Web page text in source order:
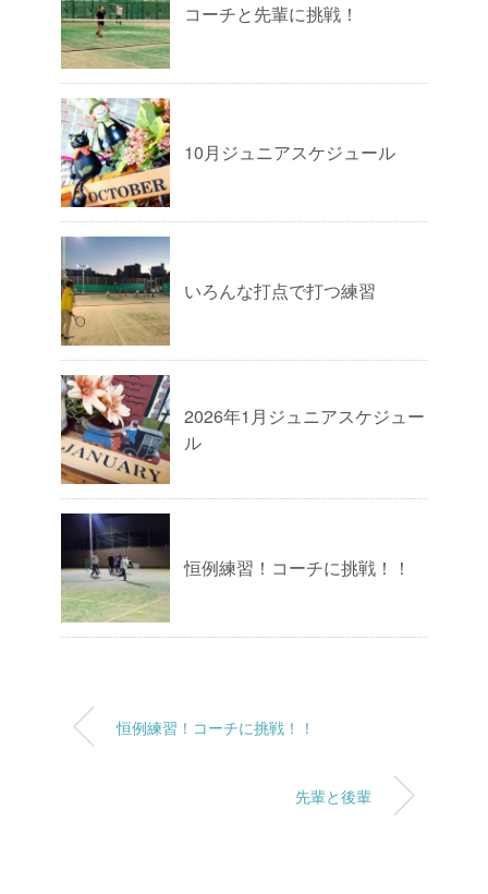
コーチと先輩に挑戦！
10月ジュニアスケジュール
いろんな打点で打つ練習
2026年1月ジュニアスケジュー
ル
恒例練習！コーチに挑戦！！
恒例練習！コーチに挑戦！！
先輩と後輩